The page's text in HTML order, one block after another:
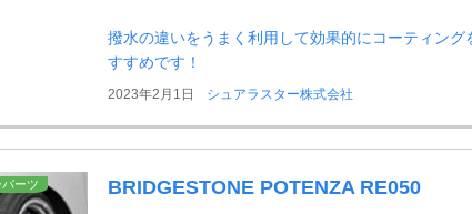
撥水の違いをうまく利用して効果的にコーティング
すすめです！
2023年2月1日 シュアラスター株式会社
ーツ BRIDGESTONE POTENZA RE050